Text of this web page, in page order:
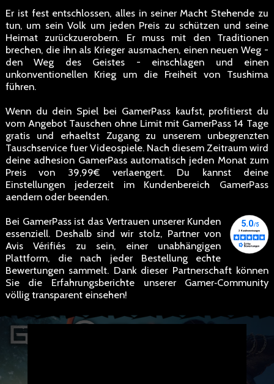
Er ist fest entschlossen, alles in seiner Macht Stehende zu
tun, um sein Volk um jeden Preis zu schützen und seine
Heimat zurückzuerobern. Er muss mit den Traditionen
brechen, die ihn als Krieger ausmachen, einen neuen Weg -
den Weg des Geistes - einschlagen und einen
unkonventionellen Krieg um die Freiheit von Tsushima
führen.
Wenn du dein Spiel bei GamerPass kaufst, profitierst du
vom Angebot Tauschen ohne Limit mit GamerPass 14 Tage
gratis und erhaeltst Zugang zu unserem unbegrenzten
Tauschservice fuer Videospiele. Nach diesem Zeitraum wird
deine adhesion GamerPass automatisch jeden Monat zum
Preis von 39,99€ verlaengert. Du kannst deine
Einstellungen jederzeit im Kundenbereich GamerPass
aendern oder beenden.
Bei GamerPass ist das Vertrauen unserer Kunden
essenziell. Deshalb sind wir stolz, Partner von
Avis Vérifiés zu sein, einer unabhängigen
Plattform, die nach jeder Bestellung echte
Bewertungen sammelt. Dank dieser Partnerschaft können
Sie die Erfahrungsberichte unserer Gamer‑Community
völlig transparent einsehen!